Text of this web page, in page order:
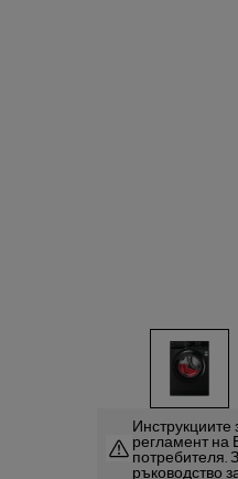
Инструкциите
регламент на
потребителя.
ръководство